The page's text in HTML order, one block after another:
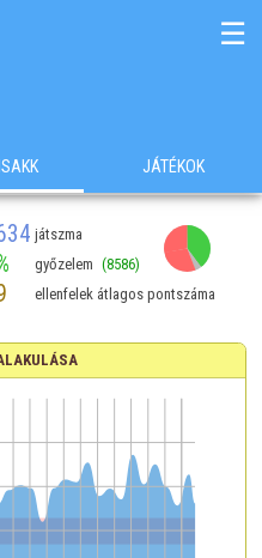
☰
JÁTÉKOK
játszma
győzelem (8586)
ellenfelek átlagos pontszáma